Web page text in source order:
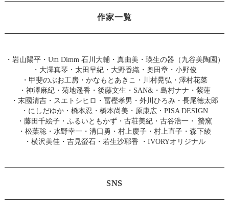
作家一覧
・ 岩山陽平・ Um Dimm 石川大輔・真由美 ・ 瑛生の器（九谷美陶園）
・ 大澤真琴 ・ 太田早紀 ・ 大野香織 ・ 奥田章 ・ 小野俊
・ 甲斐のぶお工房 ・ かなもとあきこ ・ 川村晃弘 ・ 澤村花菜
・ 神澤麻紀・ 菊地遥香 ・ 後藤文生 ・ SAN& ・ 島村ナナ ・ 紫蓮
・ 末國清吉 ・ スエトシヒロ ・ 冨樫孝男 ・ 外川ひろみ ・ 長尾徳太郎
・ にしだゆか ・ 橋本忍 ・ 橋本尚美 ・ 原康広 ・ PISA DESIGN
・ 藤田千絵子 ・ ふるいともかず ・ 古荘美紀 ・ 古谷浩一 ・ 螢窯
・ 松葉聡 ・ 水野幸一 ・ 溝口勇 ・ 村上慶子 ・ 村上直子 ・ 森下綾
・ 横沢美佳・ 吉見螢石・ 若生沙耶香 ・ IVORYオリジナル
SNS